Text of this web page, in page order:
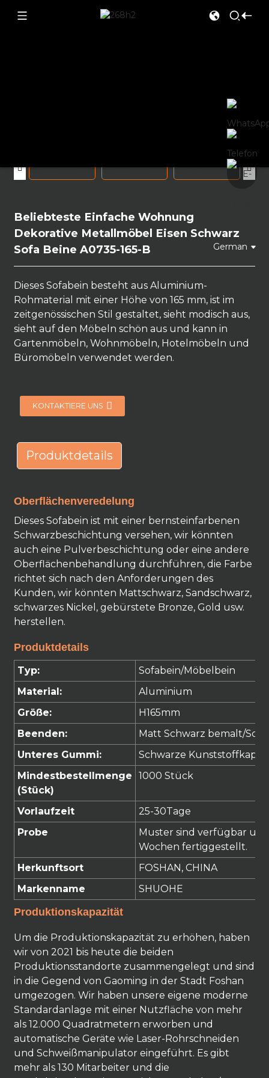
German
Beliebteste Einfache Wohnung
Dekorative Metallmöbel Eisen Schwarz
Sofa Beine A0735-165-B
Dieses Sofabein besteht aus Aluminium-
Rohmaterial mit einer Höhe von 165 mm, ist im
zeitgenössischen Stil gestaltet, sieht modisch aus,
sieht auf den Möbeln schön aus und kann in
Gartenmöbeln, Wohnmöbeln, Hotelmöbeln und
Büromöbeln verwendet werden.
KONTAKTIERE UNS
Produktdetails
Oberflächenveredelung
Dieses Sofabein ist mit einer bernsteinfarbenen
Schwarzbeschichtung versehen, wir könnten
auch eine Pulverbeschichtung oder eine andere
Oberflächenbehandlung durchführen, die Farbe
richtet sich nach den Anforderungen des
Kunden, wir könnten Mattschwarz, Sandschwarz,
schwarzes Nickel, gebürstete Bronze, Gold usw.
herstellen.
Produktdetails
Typ:
Sofabein/Möbelbein
Material:
Aluminium
Größe:
H165mm
Beenden:
Matt Schwarz bemalt/
Unteres Gummi:
Schwarze
Mindestbestellmenge
(Stück)
1000 Stück
Vorlaufzeit 25-30Tage
Probe
Muster sind verfügbar
Wochen fertiggestellt.
Herkunftsort
FOSHAN, CHINA
Markenname
SHUOHE
Produktionskapazität
Um die Produktionskapazität zu erhöhen, haben
wir von 2021 bis heute die beiden
Produktionsstandorte zusammengelegt und sind
in die Gegend von Gaoming in der Stadt Foshan
umgezogen. Wir haben unsere eigene moderne
Standardanlage mit einer Nutzfläche von mehr
als 12.000 Quadratmetern erworben und
automatische Geräte wie Laser-Rohrschneiden
und Schweißmanipulator eingeführt. Es gibt
mehr als 130 Mitarbeiter und die